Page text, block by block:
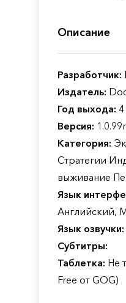
Описание
Разработчик:
Издатель:
Год выхода:
Версия: 1.0.99r
Категория:
Стратегии
выживание
Язык
Английский,
Язык озвучки:
Субтитры:
Таблетка: Не
Free от GOG)